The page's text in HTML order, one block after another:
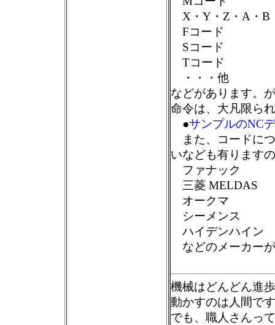
X・Y・Z・A・B
Fコード
Sコード
Tコード
・・・他
などがあります。
命令は、大凡限ら
●サンプルのNC
また、コードに
いなども有ります
ファナック
三菱 MELDAS
オークマ
シーメンス
ハイデンハイン
などのメーカー
機械はどんどん進
動かすのは人間で
でも、職人さんっ